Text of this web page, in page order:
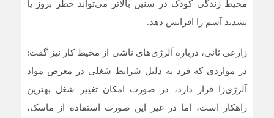
محیط زندگی کودک در سنین بالاتر می‌تواند خطر بروز یا
تشدید آسم را افزایش دهد.
زارعی ثانی، درباره آلرژی‌های ناشی از محیط کار نیز گفت:
در مواردی که فرد به دلیل شرایط شغلی در معرض مواد
آلرژی‌زا قرار دارد، در صورت امکان تغییر شغل بهترین
راهکار است، اما در غیر این صورت استفاده از ماسک،